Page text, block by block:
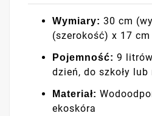
Wymiary: 30 cm
(szerokość) x 17 cm
Pojemność: 9
dzień, do szkoły lub
Materiał:
ekoskóra